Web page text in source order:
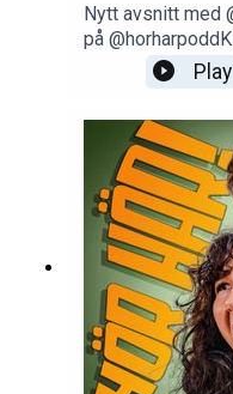
Nytt avsnitt med
på
Play